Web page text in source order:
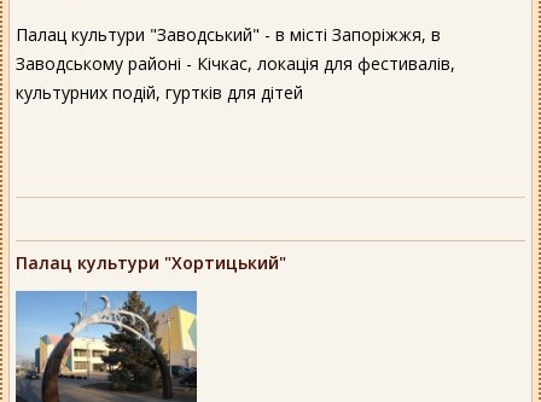
Палац культури "Заводський" - в місті Запоріжжя, в
Заводському районі - Кічкас, локація для фестивалів,
культурних подій, гуртків для дітей
Палац культури "Хортицький"